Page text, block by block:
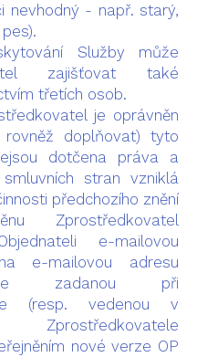
nevhodný - např. starý,
Služby může
zajišťovat také
třetích osob.
je oprávněn
rovněž doplňovat) tyto
dotčena práva a
smluvních stran vzniklá
předchozího znění
Zprostředkovatel
e-mailovou
e-mailovou adresu
zadanou při
(resp. vedenou v
Zprostředkovatele
nové verze OP